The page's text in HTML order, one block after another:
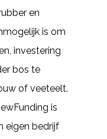
en
is om
investering
bos te
of veeteelt.
is
eigen bedrijf